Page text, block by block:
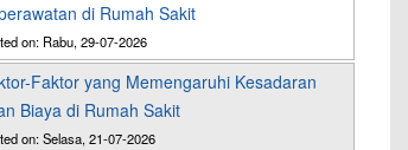
di Rumah Sakit
on: Rabu, 29-07-2026
Faktor yang Memengaruhi Kesadaran
Biaya di Rumah Sakit
on: Selasa, 21-07-2026